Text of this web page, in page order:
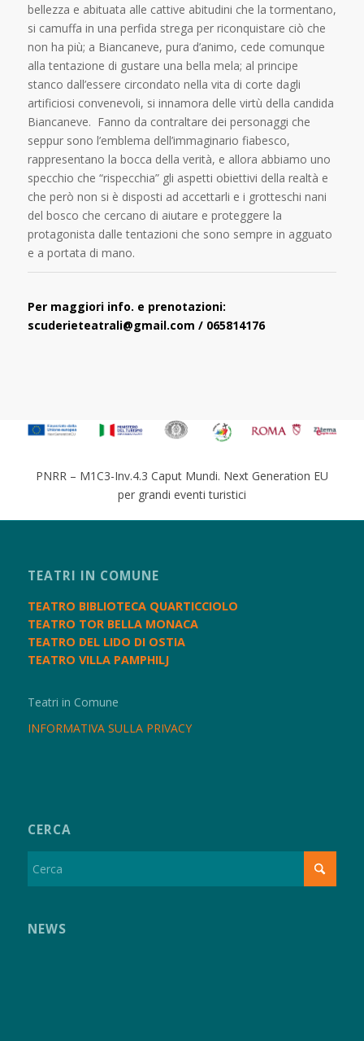
bellezza e abituata alle cattive abitudini che la tormentano,
si camuffa in una perfida strega per riconquistare ciò che
non ha più; a Biancaneve, pura d’animo, cede comunque
alla tentazione di gustare una bella mela; al principe
stanco dall’essere circondato nella vita di corte dagli
artificiosi convenevoli, si innamora delle virtù della candida
Biancaneve. Fanno da contraltare dei personaggi che
seppur sono l’emblema dell’immaginario fiabesco,
rappresentano la bocca della verità, e allora abbiamo uno
specchio che “rispecchia” gli aspetti obiettivi della realtà e
che però non si è disposti ad accettarli e i grotteschi nani
del bosco che cercano di aiutare e proteggere la
protagonista dalle tentazioni che sono sempre in agguato
e a portata di mano.
Per maggiori info. e prenotazioni:
scuderieteatrali@gmail.com / 065814176
PNRR – M1C3-Inv.4.3 Caput Mundi. Next Generation EU
per grandi eventi turistici
TEATRI IN COMUNE
TEATRO BIBLIOTECA QUARTICCIOLO
TEATRO TOR BELLA MONACA
TEATRO DEL LIDO DI OSTIA
TEATRO VILLA PAMPHILJ
Teatri in Comune
INFORMATIVA SULLA PRIVACY
CERCA
NEWS